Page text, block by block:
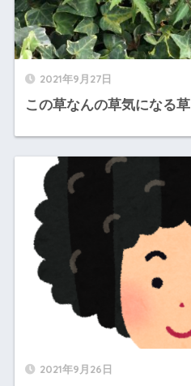
2021年9月27日
この草なんの草気になる草
2021年9月26日